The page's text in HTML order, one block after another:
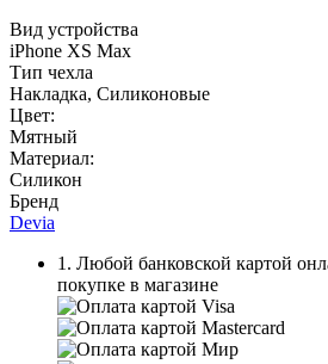
Вид устройства
iPhone XS Max
Тип чехла
Накладка, Силиконовые
Цвет:
Мятный
Материал:
Силикон
Бренд
Devia
1. Любой банковской картой
покупке в магазине